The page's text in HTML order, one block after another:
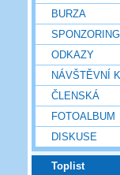
BURZA
SPONZORING
ODKAZY
NÁVŠTĚVNÍ
ČLENSKÁ
FOTOALBUM
DISKUSE
Toplist